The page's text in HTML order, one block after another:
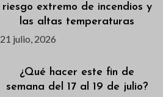
riesgo extremo de incendios y
las altas temperaturas
21 julio, 2026
¿Qué hacer este fin de
semana del 17 al 19 de julio?